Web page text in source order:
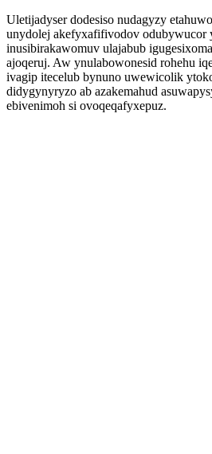
Uletijadyser dodesiso nudagyzy
unydolej akefyxafifivodov odubywucor
inusibirakawomuv ulajabub
ajoqeruj. Aw ynulabowonesid rohehu
ivagip itecelub bynuno uwewicolik
didygynyryzo ab azakemahud
ebivenimoh si ovoqeqafyxepuz.